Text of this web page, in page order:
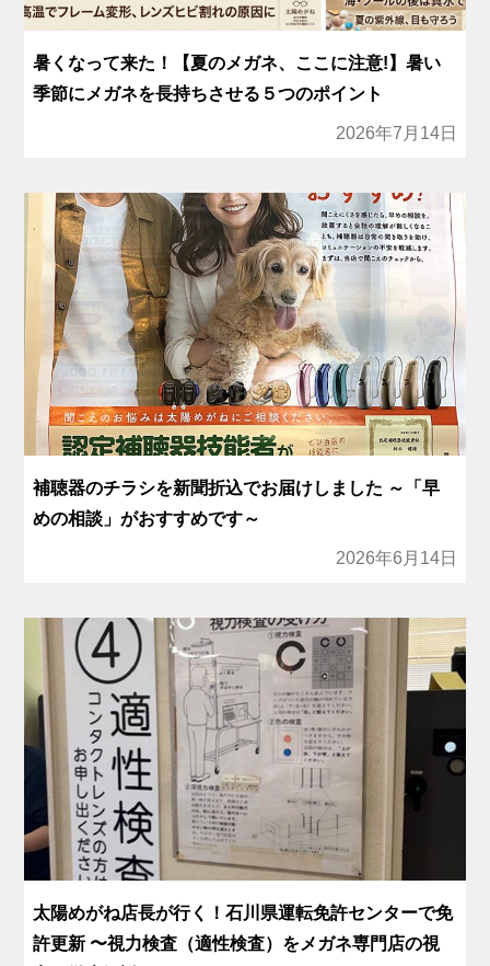
暑くなって来た！【夏のメガネ、ここに注意!】暑い
季節にメガネを長持ちさせる５つのポイント
2026年7月14日
補聴器のチラシを新聞折込でお届けしました ～「早
めの相談」がおすすめです～
2026年6月14日
太陽めがね店長が行く！石川県運転免許センターで免
許更新 〜視力検査（適性検査）をメガネ専門店の視